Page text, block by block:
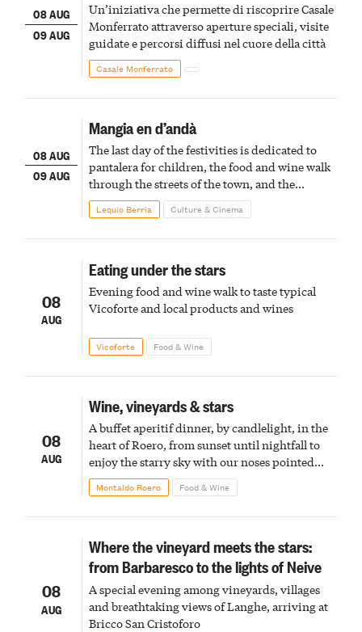
08 AUG
09 AUG
Un’iniziativa che permette di riscoprire Casale
Monferrato attraverso aperture speciali, visite
guidate e percorsi diffusi nel cuore della città
Casale Monferrato
08 AUG
09 AUG
Mangia en d’andà
The last day of the festivities is dedicated to
pantalera for children, the food and wine walk
through the streets of the town, and the
fireworks finale
Lequio Berria Culture & Cinema
08
AUG
Eating under the stars
Evening food and wine walk to taste typical
Vicoforte and local products and wines
Vicoforte Food & Wine
08
AUG
Wine, vineyards & stars
A buffet aperitif dinner, by candlelight, in the
heart of Roero, from sunset until nightfall to
enjoy the starry sky with our noses pointed
upward
Montaldo Roero Food & Wine
08
AUG
Where the vineyard meets the stars:
from Barbaresco to the lights of Neive
A special evening among vineyards, villages
and breathtaking views of Langhe, arriving at
Bricco San Cristoforo